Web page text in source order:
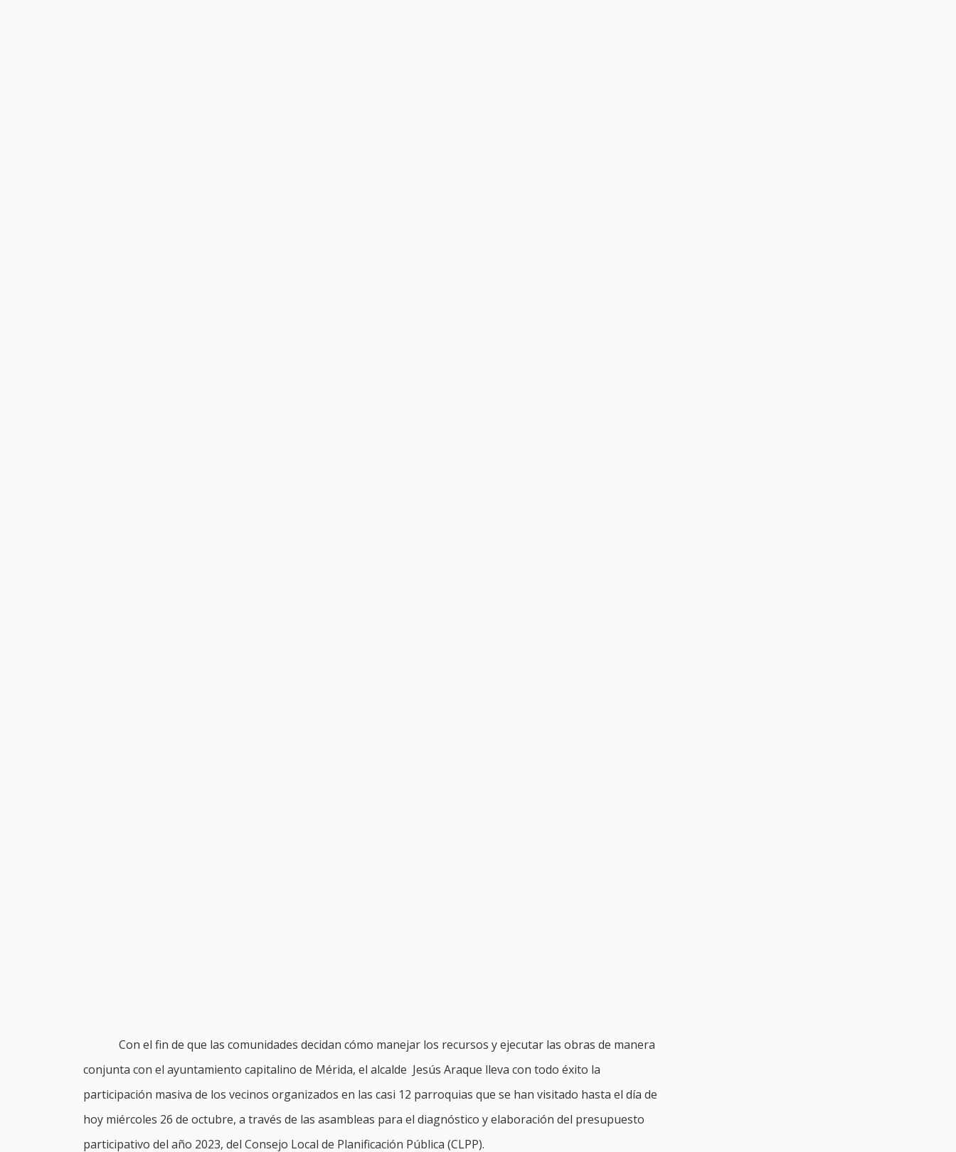
Con el fin de que las comunidades decidan cómo manejar los recursos y ejecutar las obras de manera
conjunta con el ayuntamiento capitalino de Mérida, el alcalde Jesús Araque lleva con todo éxito la
participación masiva de los vecinos organizados en las casi 12 parroquias que se han visitado hasta el día de
hoy miércoles 26 de octubre, a través de las asambleas para el diagnóstico y elaboración del presupuesto
participativo del año 2023, del Consejo Local de Planificación Pública (CLPP).